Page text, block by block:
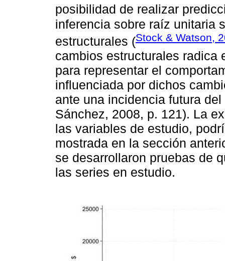
posibilidad de realizar
inferencia sobre raíz unitaria
estructurales (Stock & Watson,
cambios estructurales radica
para representar el
influenciada por dichos
ante una incidencia futura
Sánchez, 2008, p. 121). La
las variables de estudio,
mostrada en la sección
se desarrollaron pruebas de
las series en estudio.